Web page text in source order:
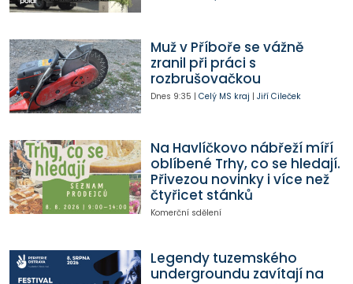
Muž v Příboře se vážně
zranil při práci s
rozbrušovačkou
Dnes 9:35 | Celý MS kraj | Jiří Cileček
Na Havlíčkovo nábřeží míří
oblíbené Trhy, co se hledají.
Přivezou novinky i více než
čtyřicet stánků
Komerční sdělení
Legendy tuzemského
undergroundu zavítají na